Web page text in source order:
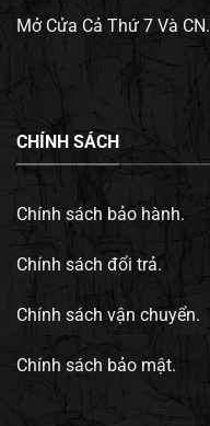
Mở Cửa Cả Thứ 7 Và CN.
CHÍNH SÁCH
Chính sách bảo hành.
Chính sách đổi trả.
Chính sách vận chuyển.
Chính sách bảo mật.